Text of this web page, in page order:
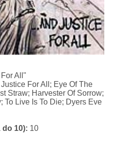
All"
For All; Eye Of The
Straw; Harvester Of Sorrow;
To Live Is To Die; Dyers Eve
10): 10